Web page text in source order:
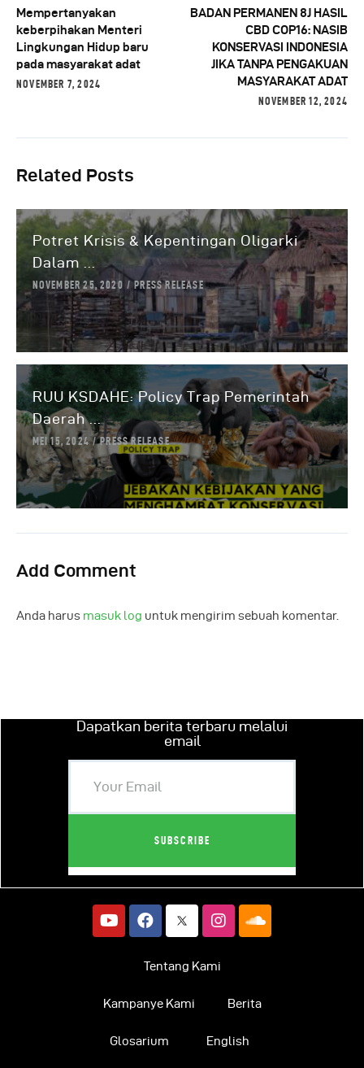
Mempertanyakan
keberpihakan Menteri
Lingkungan Hidup baru
pada masyarakat adat
NOVEMBER 7, 2024
BADAN PERMANEN 8J HASIL
CBD COP16: NASIB
KONSERVASI INDONESIA
JIKA TANPA PENGAKUAN
MASYARAKAT ADAT
NOVEMBER 12, 2024
Related Posts
Potret Krisis & Kepentingan Oligarki
Dalam ...
NOVEMBER 25, 2020 PRESS RELEASE
RUU KSDAHE: Policy Trap Pemerintah
Daerah ...
MEI 15, 2024 PRESS RELEASE
Add Comment
Anda harus masuk log untuk mengirim sebuah komentar.
Dapatkan berita terbaru melalui
email
Tentang Kami
Kampanye Kami Berita
Glosarium English